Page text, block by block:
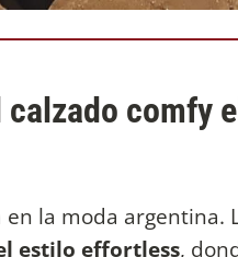
comfy
la moda argentina.
estilo effortless,